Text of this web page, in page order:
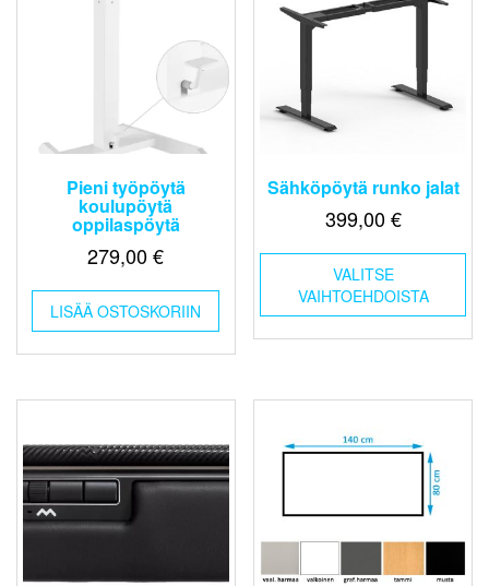
Pieni työpöytä
koulupöytä
oppilaspöytä
279,00€
LISÄÄ OSTOSKORIIN
Sähköpöytä runko jalat
399,00€
VALITSE
VAIHTOEHDOISTA